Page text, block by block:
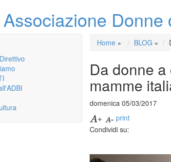
Home» BLOG »
Da donne
mamme
domenica 05/03/2017
print
Condividi su: